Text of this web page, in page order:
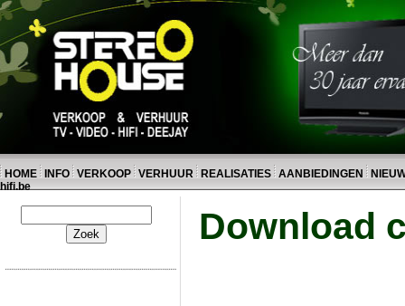
HOME INFO VERKOOP VERHUUR REALISATIES AANBIEDINGEN
hifi.be
Download